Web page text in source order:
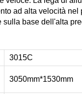
ad alta velocità
sulla base dell'alta
3015C
3050mm*1530mm